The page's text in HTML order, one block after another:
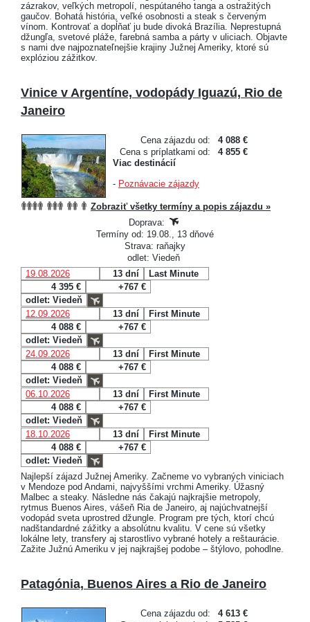
zázrakov, veľkých metropolí, nespútaného tanga a ostražitých
gaučov. Bohatá história, veľké osobnosti a steak s červeným
vínom. Kontrovať a dopĺňať ju bude divoká Brazília. Neprestupná
džungľa, svetové pláže, farebná samba a párty v uliciach. Objavte
s nami dve najpoznateľnejšie krajiny Južnej Ameriky, ktoré sú
explóziou zážitkov.
Vinice v Argentíne, vodopády Iguazú, Rio de
Janeiro
Cena zájazdu od:
4 088 €
Cena s príplatkami od:
4 855 €
Viac destinácií
- Poznávacie zájazdy
Zobraziť všetky termíny a popis zájazdu »
Doprava:
Termíny od: 19.08., 13 dňové
Strava: raňajky
odlet: Viedeň
19.08.2026
13 dní
Last Minute
4 395 €
+767 €
odlet: Viedeň
12.09.2026
13 dní
First Minute
4 088 €
+767 €
odlet: Viedeň
24.09.2026
13 dní
First Minute
4 088 €
+767 €
odlet: Viedeň
06.10.2026
13 dní
First Minute
4 088 €
+767 €
odlet: Viedeň
18.10.2026
13 dní
First Minute
4 088 €
+767 €
odlet: Viedeň
Najlepší zájazd Južnej Ameriky. Začneme vo vybraných viniciach
v Mendoze pod Andami, najvyššími vrchmi Ameriky. Úžasný
Malbec a steaky. Následne nás čakajú najkrajšie metropoly,
rytmus Buenos Aires, vášeň Ria de Janeiro, aj najúchvatnejší
vodopád sveta uprostred džungle. Program pre tých, ktorí chcú
nadštandardné zážitky a absolútnu kvalitu. V cene sú všetky
lokálne lety, transfery aj starostlivo vybrané hotely a reštaurácie.
Zažite Južnú Ameriku v jej najkrajšej podobe – štýlovo, pohodlne.
Patagónia, Buenos Aires a Rio de Janeiro
Cena zájazdu od:
4 613 €